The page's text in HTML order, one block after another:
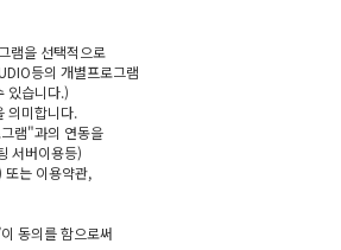
램을 선택적으로
등의 개별프로그램
있습니다.)
의미합니다.
램"과의 연동을
서버이용등)
는 이용약관,
동의를 함으로써